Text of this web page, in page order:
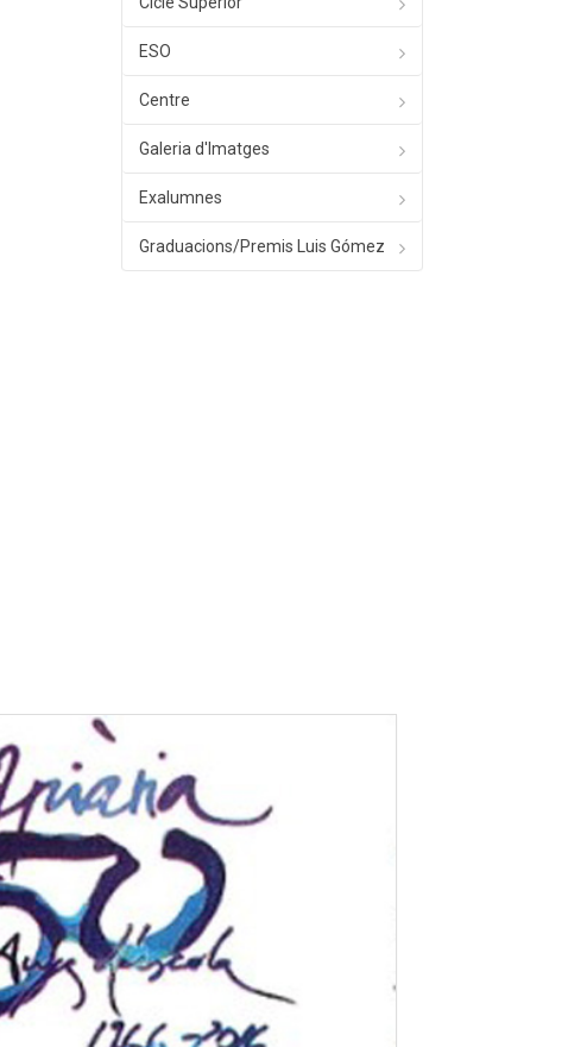
ESO
Centre
Galeria d'Imatges
Exalumnes
Graduacions/Premis Luis Gómez